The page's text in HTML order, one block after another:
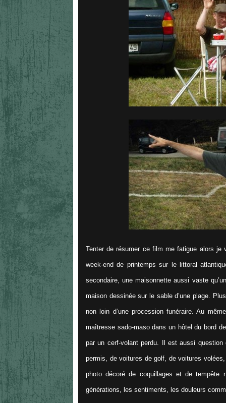
Tenter de résumer ce film me fatigue alors je
week-end de printemps sur le littoral
secondaire, une maisonnette aussi vaste
maison dessinée sur le sable d’une plage.
non loin d’une procession funéraire. Au
maîtresse sado-maso dans un hôtel du bord
par un cerf-volant perdu. Il est aussi
permis, de voitures de golf, de voitures
photo décoré de coquillages et de
générations, les sentiments, les douleurs